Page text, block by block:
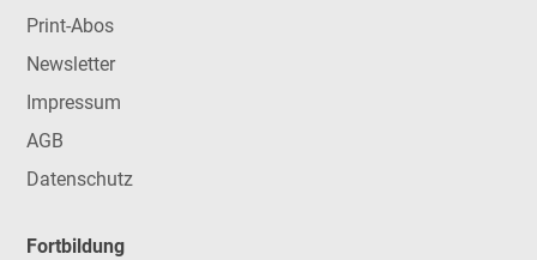
Print-Abos
Newsletter
Impressum
AGB
Datenschutz
Fortbildung